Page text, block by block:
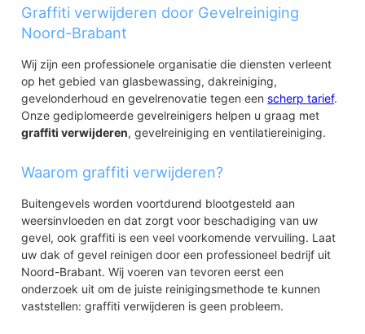
De Heen
Heense polders
Graffiti verwijderen door Gevelreiniging
Noord-Brabant
Wij zijn een professionele organisatie die diensten verleent
op het gebied van glasbewassing, dakreiniging,
gevelonderhoud en gevelrenovatie tegen eenscherp tarief.
Onze gediplomeerde gevelreinigers helpen u graag met
graffiti verwijderen, gevelreiniging en ventilatiereiniging.
Waarom graffiti verwijderen?
Buitengevels worden voortdurend blootgesteld aan
weersinvloeden en dat zorgt voor beschadiging van uw
gevel, ook graffiti is een veel voorkomende vervuiling. Laat
uw dak of gevel reinigen door een professioneel bedrijf uit
Noord-Brabant. Wij voeren van tevoren eerst een
onderzoek uit om de juiste reinigingsmethode te kunnen
vaststellen: graffiti verwijderen is geen probleem.